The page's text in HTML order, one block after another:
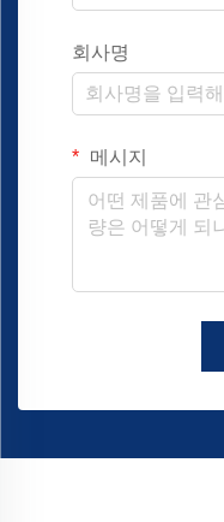
회사명
메시지